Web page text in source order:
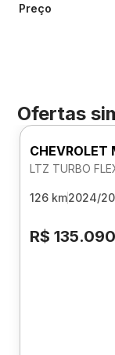
Preço
Ofertas
CHEVROLET
LTZ TURBO
126 km2024/
R$ 135.090